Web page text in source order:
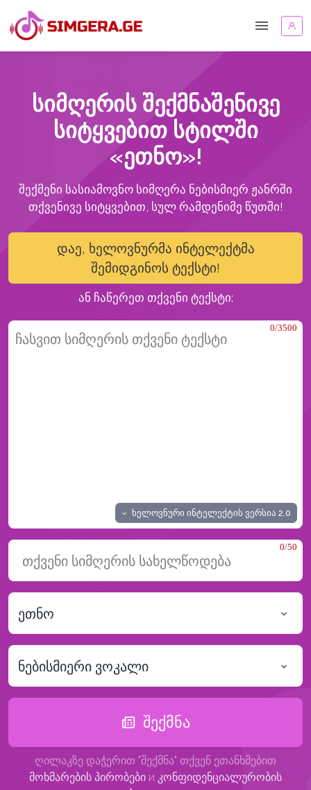
სიმღერის შექმნაშენივე
სიტყვებით სტილში
«ეთნო»!
შექმენი სასიამოვნო სიმღერა ნებისმიერ ჟანრში
თქვენივე სიტყვებით, სულ რამდენიმე წუთში!
დაე, ხელოვნურმა ინტელექტმა
შემიდგინოს ტექსტი!
ან ჩაწერეთ თქვენი ტექსტი:
0/3500
ხელოვნური ინტელექტის ვერსია 2.0
0/50
ეთნო
ნებისმიერი ვოკალი
შექმნა
ღილაკზე დაჭერით "შექმნა" თქვენ ეთანხმებით
მოხმარების პირობები и კონფიდენციალურობის